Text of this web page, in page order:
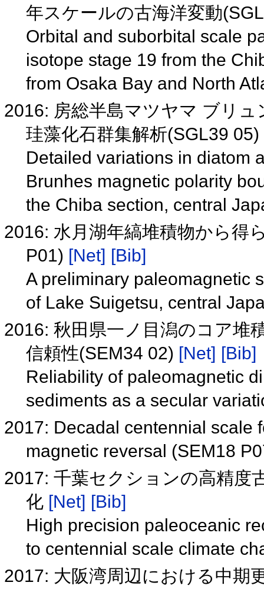
年スケールの古海洋変動
Orbital and suborbital scale
isotope stage 19 from the
from Osaka Bay and North
2016: 房総半島マツヤマ ブリ
珪藻化石群集解析(SGL39 05)
Detailed variations in diatom
Brunhes magnetic polarity
the Chiba section, central
2016: 水月湖年縞堆積物から得
P01) [Net] [Bib]
A preliminary paleomagnetic
of Lake Suigetsu, central
2016: 秋田県一ノ目潟のコア堆
信頼性(SEM34 02) [Net] [Bib]
Reliability of paleomagnetic
sediments as a secular
2017: Decadal centennial scale
magnetic reversal (SEM18
2017: 千葉セクションの高精度
化 [Net] [Bib]
High precision paleoceanic
to centennial scale climate
2017: 大阪湾周辺における中期